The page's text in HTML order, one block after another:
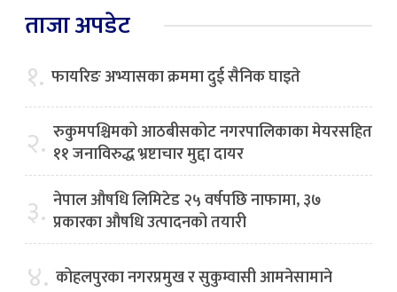
ताजा अपडेट
१. फायरिङ अभ्यासका क्रममा दुई सैनिक घाइते
२. रुकुमपश्चिमको आठबीसकोट नगरपालिकाका मेयरसहित
११ जनाविरुद्ध भ्रष्टाचार मुद्दा दायर
३. नेपाल औषधि लिमिटेड २५ वर्षपछि नाफामा, ३७
प्रकारका औषधि उत्पादनको तयारी
४. कोहलपुरका नगरप्रमुख र सुकुम्वासी आमनेसामाने